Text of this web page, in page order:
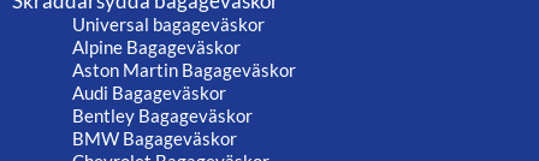
Universal bagageväskor
Alpine Bagageväskor
Aston Martin Bagageväskor
Audi Bagageväskor
Bentley Bagageväskor
BMW Bagageväskor